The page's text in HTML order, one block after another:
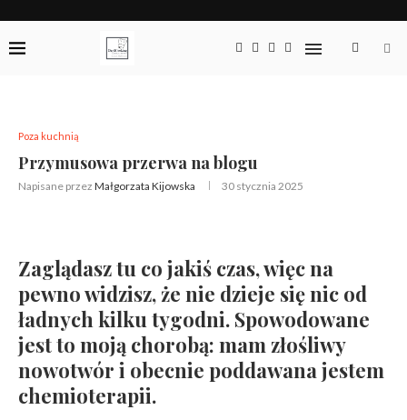
Poza kuchnią
Przymusowa przerwa na blogu
Napisane przez Małgorzata Kijowska 30 stycznia 2025
Zaglądasz tu co jakiś czas, więc na
pewno widzisz, że nie dzieje się nic od
ładnych kilku tygodni. Spowodowane
jest to moją chorobą: mam złośliwy
nowotwór i obecnie poddawana jestem
chemioterapii.